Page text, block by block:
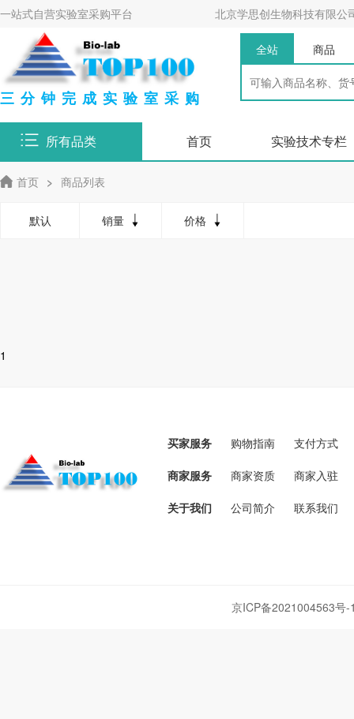
一站式自营实验室采购平台 北京学思创生物科技有限公
三分钟完成实验室采购
全站 商品
所有品类 首页 实验技术专栏
首页 > 商品列表
默认 销量 价格
1
买家服务 购物指南 支付方式
商家服务 商家资质 商家入驻
关于我们 公司简介 联系我们
京ICP备2021004563号-